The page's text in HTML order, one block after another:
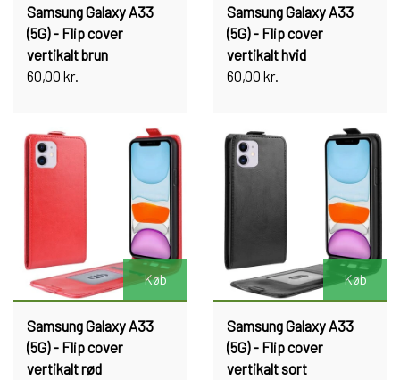
Samsung Galaxy A33
(5G) - Flip cover
vertikalt brun
60,00 kr.
Samsung Galaxy A33
(5G) - Flip cover
vertikalt hvid
60,00 kr.
Køb
Samsung Galaxy A33
(5G) - Flip cover
vertikalt rød
Køb
Samsung Galaxy A33
(5G) - Flip cover
vertikalt sort